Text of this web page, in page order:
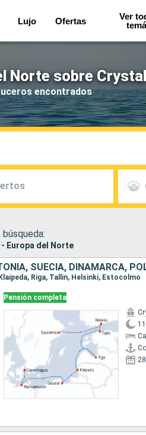
Lujo Ofertas
Ver
Norte sobre
encontrados
Europa del Norte
SUECIA, DINAMARCA,
Riga, Tallin, Helsinki, Estocolmo
Pensión completa